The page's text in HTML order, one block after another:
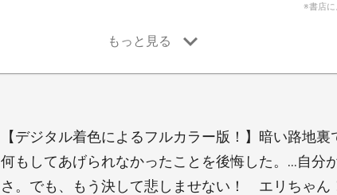
※書店に
【デジタル着色によるフルカラー版！】暗い路地
何もしてあげられなかったことを後悔した。…自分
さ。でも、もう決して悲しませない！ エリちゃ